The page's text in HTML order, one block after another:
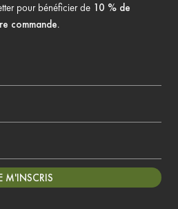
pour bénéficier de 10 % de
commande.
M'INSCRIS